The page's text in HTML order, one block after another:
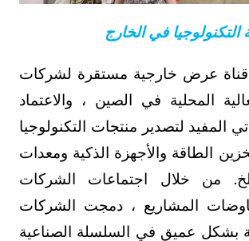
التكنولوجيا في الخارج
عرض خارجية مستقرة لشركات
المحلية في الصين ، والاعتماد
المفيد لتصدير منتجات التكنولوجيا
الطاقة والأجهزة الذكية ومعدات
من خلال اجتماعات الشركات
المشاريع ، دمجت الشركات
بشكل عميق في السلسلة الصناعية